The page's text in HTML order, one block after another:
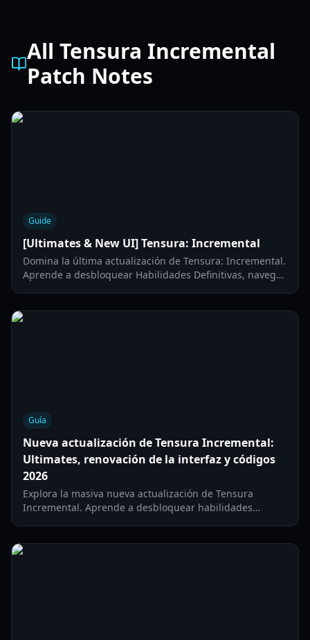
All Tensura Incremental
Patch Notes
Guide
[Ultimates & New UI] Tensura: Incremental
Domina la última actualización de Tensura: Incremental.
Aprende a desbloquear Habilidades Definitivas, navegar
Guía
Nueva actualización de Tensura Incremental:
Ultimates, renovación de la interfaz y códigos
2026
Explora la masiva nueva actualización de Tensura
Incremental. Aprende a desbloquear habilidades